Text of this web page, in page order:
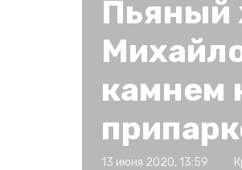
Пьяный
камнем
13 июня 2020, 13:59